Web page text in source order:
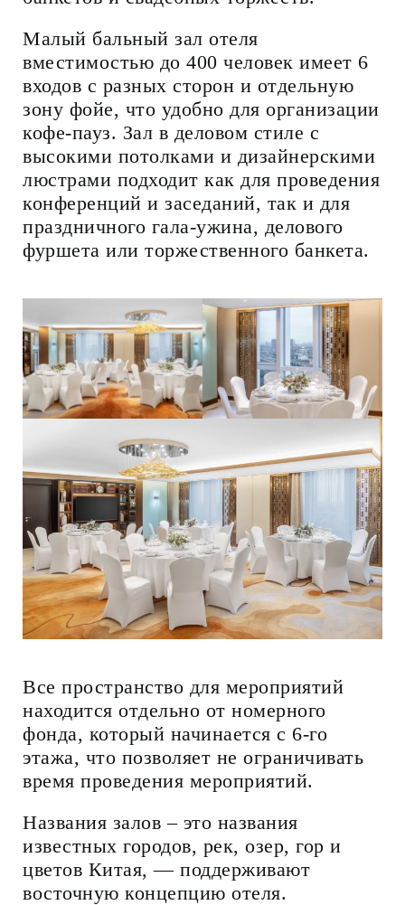
Малый бальный зал отеля
вместимостью до 400 человек имеет 6
входов с разных сторон и отдельную
зону фойе, что удобно для организации
кофе-пауз. Зал в деловом стиле с
высокими потолками и дизайнерскими
люстрами подходит как для проведения
конференций и заседаний, так и для
праздничного гала-ужина, делового
фуршета или торжественного банкета.
Все пространство для мероприятий
находится отдельно от номерного
фонда, который начинается с 6-го
этажа, что позволяет не ограничивать
время проведения мероприятий.
Названия залов – это названия
известных городов, рек, озер, гор и
цветов Китая, — поддерживают
восточную концепцию отеля.